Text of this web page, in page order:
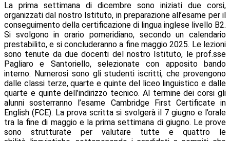
La prima settimana di dicembre sono iniziati due corsi,
organizzati dal nostro Istituto, in preparazione all’esame per il
conseguimento della certificazione di lingua inglese livello B2.
Si svolgono in orario pomeridiano, secondo un calendario
prestabilito, e si concluderanno a fine maggio 2025. Le lezioni
sono tenute da due docenti del nostro Istituto, le prof.sse
Pagliaro e Santoriello, selezionate con apposito bando
interno. Numerosi sono gli studenti iscritti, che provengono
dalle classi terze, quarte e quinte del liceo linguistico e dalle
quarte e quinte dell’indirizzo tecnico. Al termine dei corsi gli
alunni sosterranno l’esame Cambridge First Certificate in
English (FCE). La prova scritta si svolgerà il 7 giugno e l’orale
tra la fine di maggio e la prima settimana di giugno. Le prove
sono strutturate per valutare tutte e quattro le